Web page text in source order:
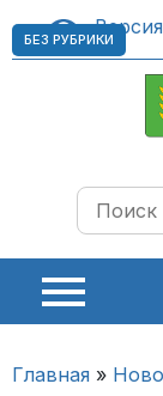
Версия
Главная »
БЕЗ РУБРИКИ